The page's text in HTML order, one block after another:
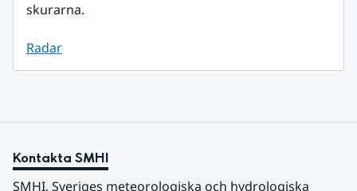
skurarna.
Radar
Kontakta SMHI
SMHI, Sveriges meteorologiska och hydrologiska